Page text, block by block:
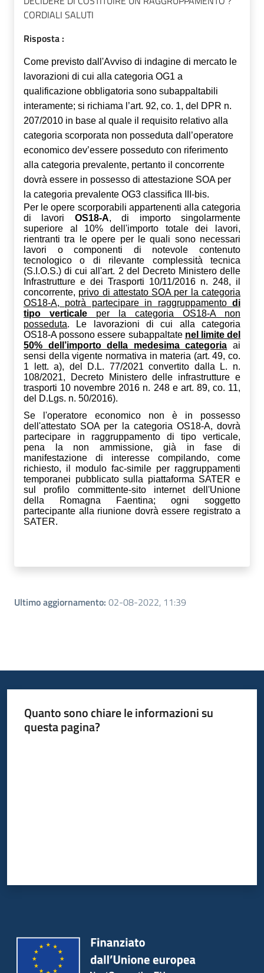
CORDIALI SALUTI
Risposta :
Come previsto dall'Avviso di indagine di mercato le
lavorazioni di cui alla categoria OG1 a
qualificazione obbligatoria sono subappaltabili
interamente; si richiama l’art. 92, co. 1, del DPR n.
207/2010 in base al quale il requisito relativo alla
categoria scorporata non posseduta dall’operatore
economico dev’essere posseduto con riferimento
alla categoria prevalente, pertanto il concorrente
dovrà essere in possesso di attestazione SOA per
la categoria prevalente OG3 classifica III-bis.
Per le opere scorporabili appartenenti alla categoria
di lavori
OS18-A,
di importo singolarmente
superiore al 10% dell'importo totale dei lavori,
rientranti tra le opere per le quali sono necessari
lavori o componenti di notevole contenuto
tecnologico o di rilevante complessità tecnica
(S.I.O.S.) di cui all'art. 2 del Decreto Ministero delle
Infrastrutture e dei Trasporti 10/11/2016 n. 248, i
concorrente, privo di attestato SOA per la categoria
OS18-A, potrà partecipare in raggruppamento di
tipo verticale
per la categoria OS18-A non
posseduta. Le lavorazioni di cui alla categoria
OS18-A possono essere subappaltate nel limite del
50% dell’importo della medesima categoria ai
sensi della vigente normativa in materia (art. 49, co.
1 lett. a), del D.L. 77/2021 convertito dalla L. n.
108/2021, Decreto Ministero delle infrastrutture e
trasporti 10 novembre 2016 n. 248 e art. 89, co. 11,
del D.Lgs. n. 50/2016).
Se l'operatore economico non è in possesso
dell'attestato SOA per la categoria OS18-A, dovrà
partecipare in raggruppamento di tipo verticale,
pena la non ammissione, già in fase di
manifestazione di interesse compilando, come
richiesto, il modulo fac-simile per raggruppamenti
temporanei pubblicato sulla piattaforma SATER e
sul profilo committente-sito internet dell'Unione
della Romagna Faentina; ogni soggetto
partecipante alla riunione dovrà essere registrato a
SATER.
Ultimo aggiornamento: 02-08-2022, 11:39
Quanto sono chiare le informazioni su
questa pagina?